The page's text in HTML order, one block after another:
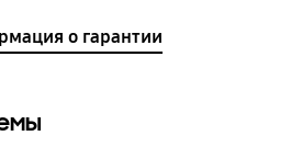
о гарантии